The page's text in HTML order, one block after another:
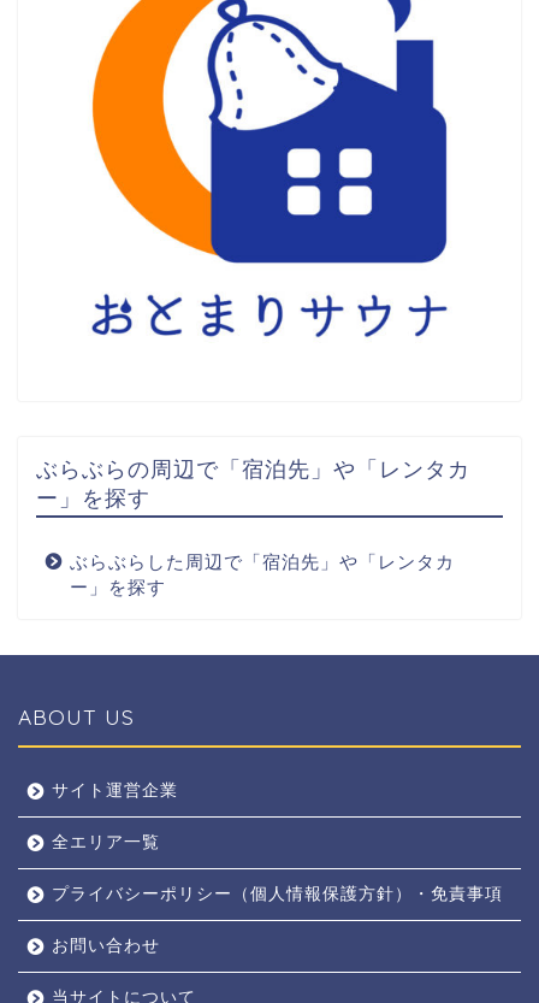
ぶらぶらの周辺で「宿泊先」や「レンタカ
ー」を探す
ぶらぶらした周辺で「宿泊先」や「レンタカ
ー」を探す
ABOUT US
サイト運営企業
全エリア一覧
プライバシーポリシー（個人情報保護方針）・免責事項
お問い合わせ
当サイトについて
奈良